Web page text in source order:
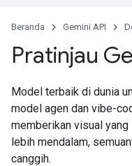
Beranda Gemini API
Pratinjau
Model terbaik di dunia
model agen dan vibe-
memberikan visual
lebih mendalam,
canggih.